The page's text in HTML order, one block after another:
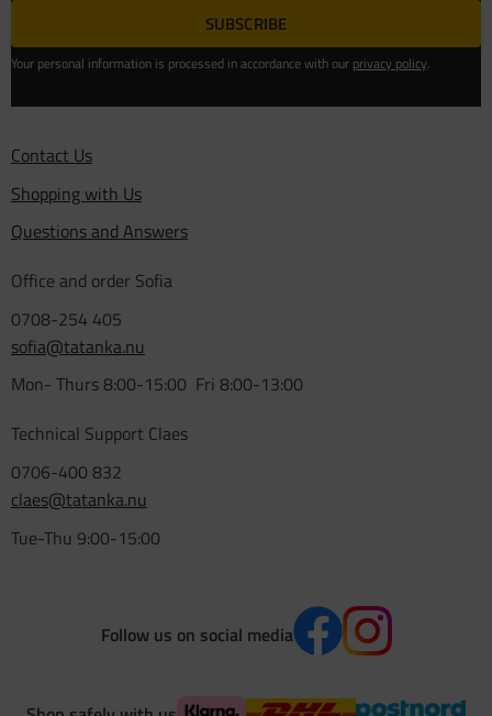
SUBSCRIBE
Your personal information is processed in accordance with our privacy policy.
Contact Us
Shopping with Us
Questions and Answers
Office and order Sofia
0708-254 405
sofia@tatanka.nu
Mon- Thurs 8:00-15:00 Fri 8:00-13:00
Technical Support Claes
0706-400 832
claes@tatanka.nu
Tue-Thu 9:00-15:00
Follow us on social media